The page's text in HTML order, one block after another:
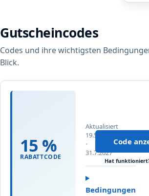
Gutscheincodes
Codes und ihre wichtigsten
Blick.
15 %
RABATTCODE
O
F
F
f
d
Aktualisiert
19.5.2026
31.7.2027
Bedingungen
Code
Hat